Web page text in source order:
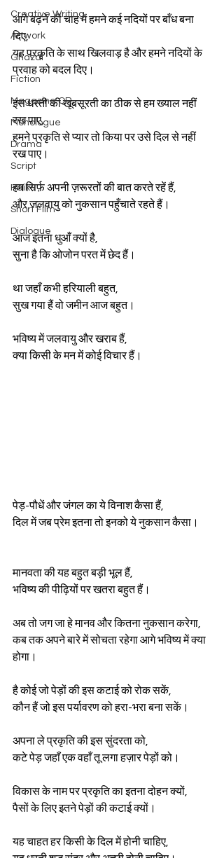
Creative Writing
Artwork
Ghazal
Fiction
Magazine QR
Monologue
Drama
Script
Haiku
Short Film
Dialogue
आगे बढ़ने की चाह में हमने कई नदियों पर बाँध बना
दिए,
यह प्रकृति के साथ खिलवाड़ है और हमने नदियों के
प्रवाह को बदल दिए।
इस धरती की खूबसूरती का ठीक से हम ख्याल नहीं
रख पाए,
हमने प्रकृति से प्यार तो किया पर उसे दिल से नहीं
रख पाए।
हम सिर्फ़ अपनी ज़रूरतों की बात करते रहें हैं,
और जलवायु को नुकसान पहुँचाते रहते हैं।
आज इतना धुआँ क्यों है,
सुना है कि ओजोन परत में छेद हैं।
था जहाँ कभी हरियाली बहुत,
सुख गया हैं वो जमीन आज बहुत।
भविष्य में जलवायु और खराब हैं,
क्या किसी के मन में कोई विचार हैं।
पेड़-पौधें और जंगल का ये विनाश कैसा हैं,
दिल में जब प्रेम इतना तो इनको ये नुकसान कैसा।
मानवता की यह बहुत बड़ी भूल हैं,
भविष्य की पीढ़ियों पर खतरा बहुत हैं।
अब तो जग जा हे मानव और कितना नुकसान करेगा,
कब तक अपने बारे में सोचता रहेगा आगे भविष्य में क्या
होगा।
है कोई जो पेड़ों की इस कटाई को रोक सकें,
कौन हैं जो इस पर्यावरण को हरा-भरा बना सकें।
अपना ले प्रकृति की इस सुंदरता को,
कटे पेड़ जहाँ एक वहाँ तू लगा हज़ार पेड़ों को।
विकास के नाम पर प्रकृति का इतना दोहन क्यों,
पैसों के लिए इतने पेड़ों की कटाई क्यों।
यह चाहत हर किसी के दिल में होनी चाहिए,